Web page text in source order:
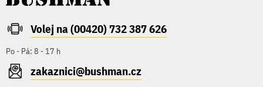
Volej na (00420) 732 387 626
Po - Pá: 8 - 17 h
zakaznici@bushman.cz